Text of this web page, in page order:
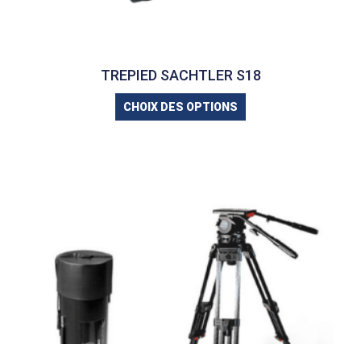
TREPIED SACHTLER S18
CHOIX DES OPTIONS